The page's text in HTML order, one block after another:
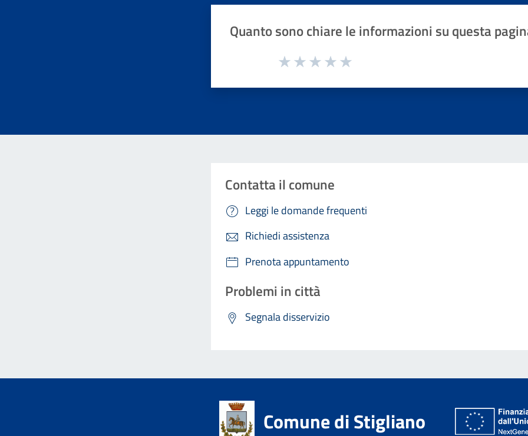
Quanto sono chiare le informazioni su questa
Valuta da 1 a 5 stelle la pagina
Contatta il comune
Leggi le domande frequenti
Richiedi assistenza
Prenota appuntamento
Problemi in città
Segnala disservizio
Comune di Stigliano